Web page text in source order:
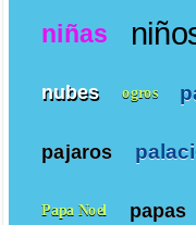
niñas
nubes ogros
pajaros
Papa Noel papas